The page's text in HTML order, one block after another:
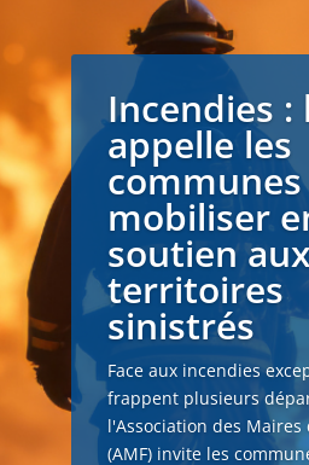
Incendies :
appelle les
communes
mobiliser
soutien aux
territoires
sinistrés
Face aux incendies
frappent plusieurs
l'Association des Maires
(AMF) invite les